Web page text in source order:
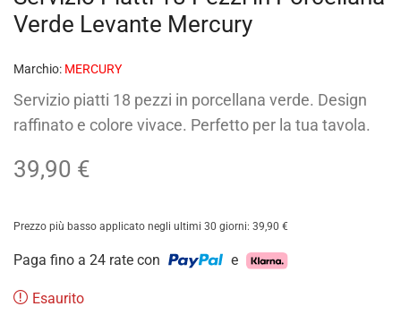
Verde Levante Mercury
Marchio: MERCURY
Servizio piatti 18 pezzi in porcellana verde. Design
raffinato e colore vivace. Perfetto per la tua tavola.
39,90 €
Prezzo più basso applicato negli ultimi 30 giorni: 39,90 €
Paga fino a 24 rate con e
Esaurito